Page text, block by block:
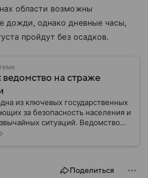
области возможны
дожди, однако дневные часы,
пройдут без осадков.
на страже
из ключевых государственных
за безопасность населения и
ситуаций. Ведомство
в защите граждан от
и какую роль играет вПоделиться